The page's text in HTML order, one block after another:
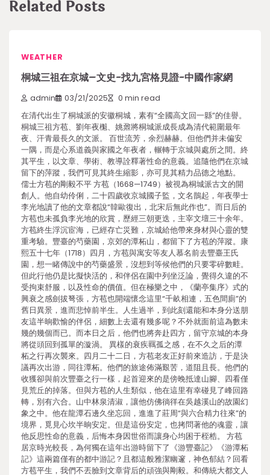
Related Posts
WEATHER
桐城三祖在京城–文史-找九宮格見證-中國作家網
admin 03/21/2025 0 min read
在清代出生了桐城派的安徽桐城，素有“全國高文回一縣”的佳譽。
桐城三祖方苞、劉年夜櫆、姚鼐將桐城派成長成為清代範圍最年
夜、汗青最長久的文派。 百世流芳，余烈赫赫。但他們并未偏安
一隅，而是心系道義與家國之年夜者，輾轉于京城與處所之間。終
其平生，以文章、學術、教導詮釋著性命的意義。追隨他們在京城
留下的萍蹤，我們可見其終生縮影，亦可見其精力品德之地點。
儒士方苞的剛毅不平 方苞（1668—1749）被視為桐城派古文的開
創人。他自幼伶俐，二十四歲收京城國子監，文名鵲起，年夜學士
李光地讀了他的文章都說“韓歐復出，北宋后無此作也”。而日后的
方苞也未孤負李光地的欣賞，歷經三朝更迭，主宰文壇三十余年。
方苞終生浮沉宦海，已經存亡災難，京城給他帶來身材與心靈的雙
重考驗。豐臺的芍藥園，京郊的潭柘山，都留下了方苞的萍蹤。康
熙五十七年（1718）四月，方苞與寓安等友人慕名前去豐臺王氏
園，想一睹傳說中的芍藥盛景，沒想到等候他們的只要零碎數畦。
但此行他仍是比擬快活的，和伴侶在園中列坐泛論，覺得久違的不
受拘束舒服，以及性命的價值。但在極樂之中，《蘭亭集序》式的
興衰之感劍拔弩張，方苞也開端懷念這里“千畝相連，五色間廁”的
舊日異景，進而悲悼前半生。人生過半，到此刻還能和本身分送朋
友這半晌歡愉的伴侶，細數上去還有幾多呢？不外就面前這為數未
幾的幾個而已。而本日之后，他們也將奔赴四方，留守京城的本身
將從頭回到孤單的漩渦。 異樣的衰疾羈孤之感，在不久之后的潭
柘之行再次襲來。四月二十二日，方苞老友正好前來造訪，于是決
議再次出游，同往潭柘。他們的旅途佈滿艱苦，道阻且長。他們的
收獲卻與前次豐臺之行一樣，起首迎來的是傍晚抵達山腳、四看僅
見荒丘的掉落。但與方苞的人生類似，他在這里有幸碰見了峰回路
轉，別有六合。山中林泉清淑，讓他仿佛徜徉在吳越溪山的故園幻
象之中。他在龍潭石邊久坐忘回，進進了莊周“與六合精力往來”的
境界，覓見心坎半晌安定。但是這份安定，也拷問著他的魂靈，讓
他反思性命的意義，后悔本身因世俗而讓身心均困于桎梏。 方苞
居京時光較長，為何獨在這年出游時留下了《游豐臺記》《游潭柘
記》這兩篇僅有的都中游記？且都這般雅潔幽邃，神色郁結？回看
方苞平生，我們不丟臉到文章背后的頑強與剛毅。和傳統大都文人